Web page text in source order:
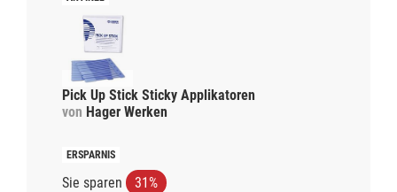
Pick Up Stick Sticky Applikatoren
von Hager Werken
Sie sparen 31%